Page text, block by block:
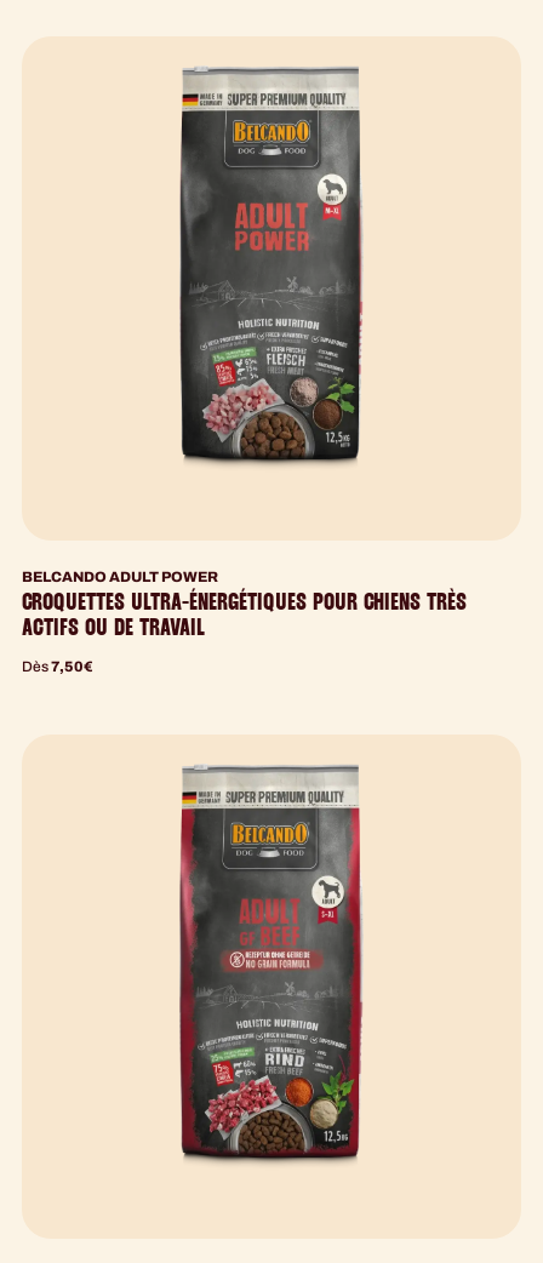
BELCANDO ADULT POWER
CROQUETTES ULTRA-ÉNERGÉTIQUES POUR CHIENS TRÈS
ACTIFS OU DE TRAVAIL
Dès7,50€